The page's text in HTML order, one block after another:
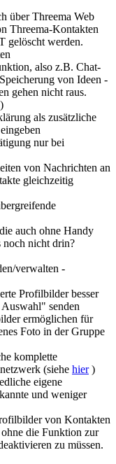
über Threema Web
Threema-Kontakten
gelöscht werden.
also z.B. Chat-
von Ideen -
gehen nicht raus.
als zusätzliche
nur bei
von Nachrichten an
gleichzeitig
auch ohne Handy
noch nicht drin?
verwalten -
Profilbilder besser
senden
ermöglichen für
Foto in der Gruppe
komplette
(siehe hier)
eigene
und weniger
von Kontakten
die Funktion zur
zu müssen.